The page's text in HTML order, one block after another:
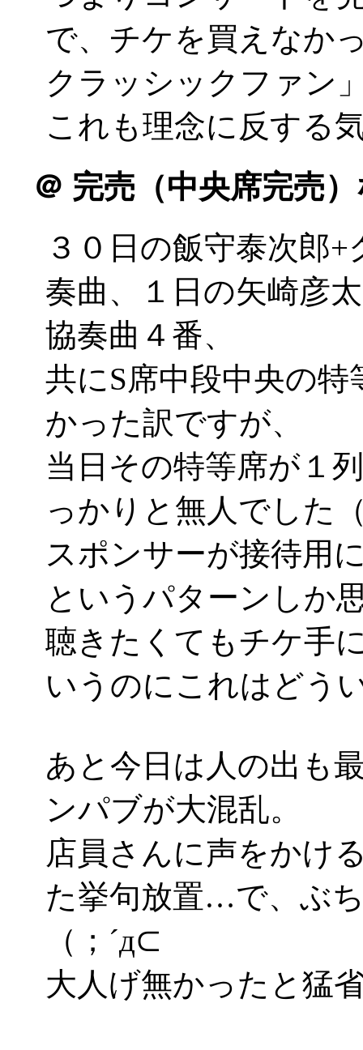
で、チケを買えなか
クラッシックファン
これも理念に反する
＠ 完売（中央席完売
３０日の飯守泰次郎
奏曲、１日の矢崎彦
協奏曲４番、
共にS席中段中央の
かった訳ですが、
当日その特等席が１
っかりと無人でした
スポンサーが接待用
というパターンしか
聴きたくてもチケ手
いうのにこれはどう
あと今日は人の出も
ンパブが大混乱。
店員さんに声をかけ
た挙句放置…で、ぶ
（；´д⊂
大人げ無かったと猛